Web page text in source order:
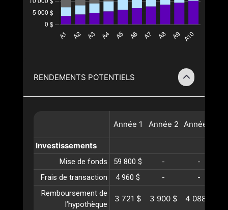
RENDEMENTS POTENTIELS
Année 1 Année 2 Année
Investissements
Mise de fonds 59 800 $ -
-
Frais de transaction
4 960 $ -
-
Remboursement de
l’hypothèque
3 721 $ 3 900 $ 4 088 $